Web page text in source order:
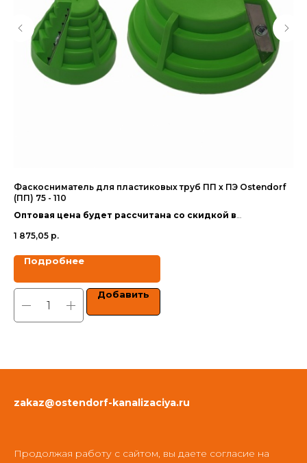
Фаскосниматель для пластиковых труб ПП х ПЭ Ostendorf
(ПП) 75 - 110
Оптовая цена будет рассчитана со скидкой в
1 875,05 р.
Подробнее
Добавить
zakaz@ostendorf-kanalizaciya.ru
Продолжая работу с сайтом, вы даете согласие на